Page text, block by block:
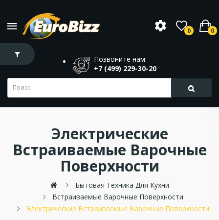
0 0
Позвоните нам:
+7 (499) 229-30-20
Электрические
Встраиваемые Варочные
Поверхности
Бытовая Техника Для Кухни
Встраиваемые Варочные Поверхности
Электрические Встраиваемые Варочные Поверхности